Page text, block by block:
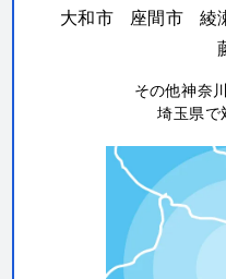
大和市
座間市 綾
その他神奈
埼玉県で